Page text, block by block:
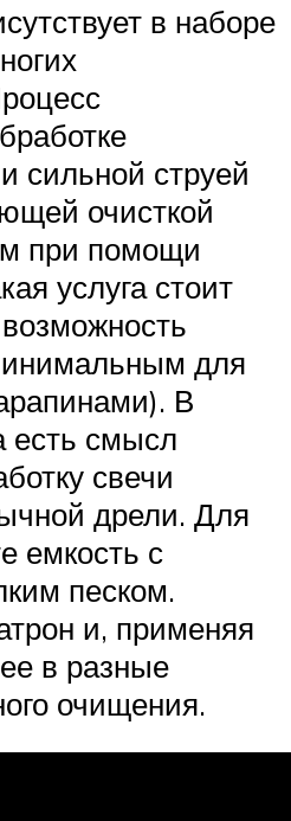
в наборе
сильной струей
очисткой
при помощи
услуга стоит
для
В
есть смысл
свечи
дрели. Для
емкость с
песком.
и, применяя
в разные
очищения.